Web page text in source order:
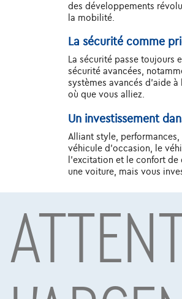
des développements
la mobilité.
La sécurité comme
La sécurité passe toujours
sécurité avancées,
systèmes avancés d'aide
où que vous alliez.
Un investissement
Alliant style,
véhicule d'occasion, le
l'excitation et le confort de
une voiture, mais vous
Sous réserve d’acceptation
Mobility S.A., agent in
Voitures les